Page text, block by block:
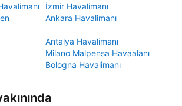
İzmir Havalimanı
Ankara Havalimanı
Antalya Havalimanı
Milano Malpensa Havaalanı
Bologna Havalimanı